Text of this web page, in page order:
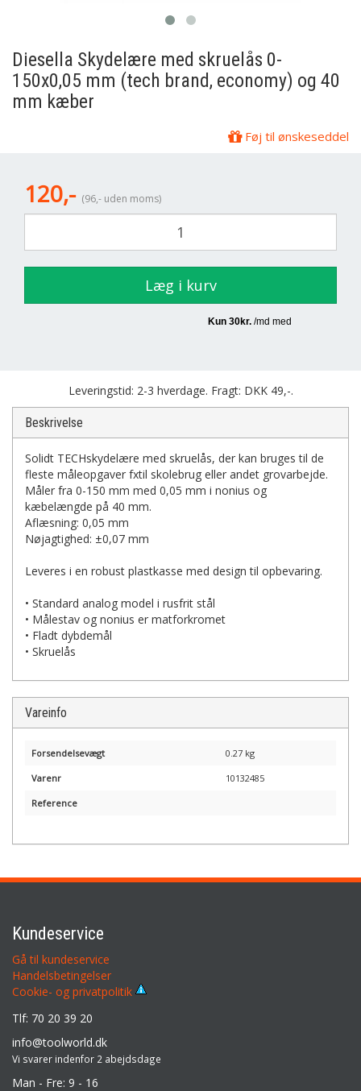
Diesella Skydelære med skruelås 0-
150x0,05 mm (tech brand, economy) og 40
mm kæber
Føj til ønskeseddel
120,- (96,- uden moms)
Læg i kurv
Leveringstid: 2-3 hverdage. Fragt: DKK 49,-.
Beskrivelse
Solidt TECHskydelære med skruelås, der kan bruges til de
fleste måleopgaver fxtil skolebrug eller andet grovarbejde.
Måler fra 0-150 mm med 0,05 mm i nonius og
kæbelængde på 40 mm.
Aflæsning: 0,05 mm
Nøjagtighed: ±0,07 mm
Leveres i en robust plastkasse med design til opbevaring.
• Standard analog model i rusfrit stål
• Målestav og nonius er matforkromet
• Fladt dybdemål
• Skruelås
Vareinfo
Forsendelsevægt 0.27 kg
Varenr 10132485
Reference
Kundeservice
Gå til kundeservice
Handelsbetingelser
Cookie- og privatpolitik
Tlf: 70 20 39 20
info@toolworld.dk
Vi svarer indenfor 2 abejdsdage
Man - Fre: 9 - 16